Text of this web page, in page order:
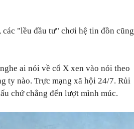
"lều đầu tư" chơi hệ tin đồn cũng
ai nói về cổ X xen vào nói theo
ty nào. Trực mạng xã hội 24/7. Rủi
chứ chẳng đến lượt mình múc.